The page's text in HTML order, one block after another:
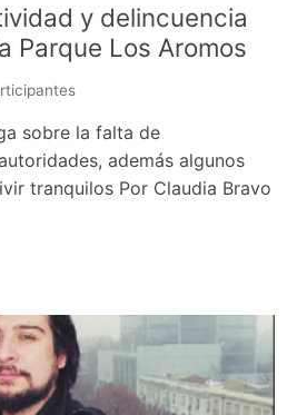
y delincuencia
Parque Los Aromos
sobre la falta de
además algunos
tranquilos Por Claudia Bravo